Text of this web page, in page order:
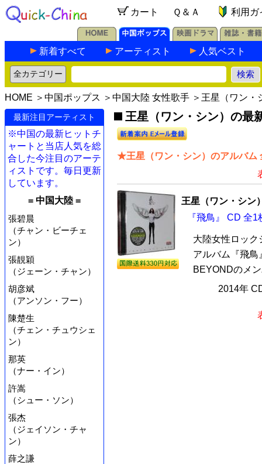
カート Ｑ＆Ａ 利用ガ
新着すべて アーティスト 人気ベスト
HOME ＞ 中国ポップス ＞ 中国大陸 女性歌手 ＞王星（ワン・
最新注目アーティスト
※中国の最新ヒットチ
ャートと当店人気を総
合した今注目のアーテ
ィストです。毎日更新
しています。
= 中国大陸 =
張碧晨
（チャン・ビーチェ
ン）
張靚穎
（ジェーン・チャン）
胡彦斌
（アンソン・フー）
陳楚生
（チェン・チュウシェ
ン）
那英
（ナー・イン）
許嵩
（シュー・ソン）
張杰
（ジェイソン・チャ
ン）
薛之謙
王星（ワン・シン）の最
★王星（ワン・シン）のアルバム
王星（ワン・シン
『飛鳥』 CD 全1
大陸女性ロッ
アルバム『飛鳥
BEYONDのメ
2014年